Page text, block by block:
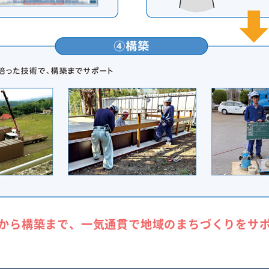
ら構築まで、一気通貫で地域のまちづくりをサ